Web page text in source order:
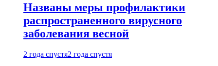
Названы меры профилактики
распространенного вирусного
заболевания весной
2 года спустя2 года спустя